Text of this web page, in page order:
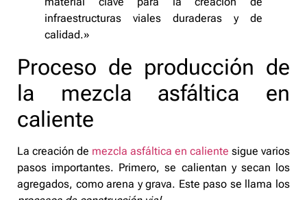
infraestructuras viales duraderas y de
calidad.»
Proceso de producción de
la mezcla asfáltica en
caliente
La creación de mezcla asfáltica en caliente sigue varios
pasos importantes. Primero, se calientan y secan los
agregados, como arena y grava. Este paso se llama los